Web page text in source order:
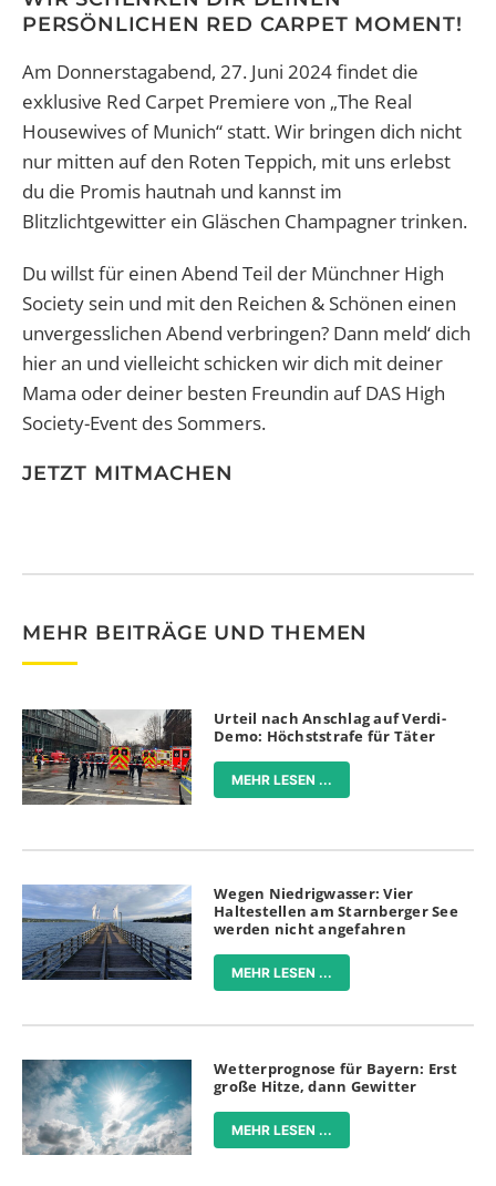
PERSÖNLICHEN RED CARPET MOMENT!
Am Donnerstagabend, 27. Juni 2024 findet die
exklusive Red Carpet Premiere von „The Real
Housewives of Munich“ statt. Wir bringen dich nicht
nur mitten auf den Roten Teppich, mit uns erlebst
du die Promis hautnah und kannst im
Blitzlichtgewitter ein Gläschen Champagner trinken.
Du willst für einen Abend Teil der Münchner High
Society sein und mit den Reichen & Schönen einen
unvergesslichen Abend verbringen? Dann meld‘ dich
hier an und vielleicht schicken wir dich mit deiner
Mama oder deiner besten Freundin auf DAS High
Society-Event des Sommers.
JETZT MITMACHEN
MEHR BEITRÄGE UND THEMEN
Urteil nach Anschlag auf Verdi-
Demo: Höchststrafe für Täter
MEHR LESEN ...
Wegen Niedrigwasser: Vier
Haltestellen am Starnberger See
werden nicht angefahren
MEHR LESEN ...
Wetterprognose für Bayern: Erst
große Hitze, dann Gewitter
MEHR LESEN ...